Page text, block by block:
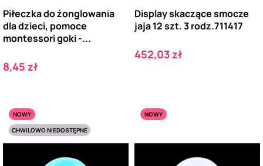
Piłeczka do żonglowania
dla dzieci, pomoce
montessori goki -...
Cena
8,45 zł
Display skaczące smocze
jaja 12 szt. 3 rodz.711417
Cena
452,03 zł
NOWY
CHWILOWO NIEDOSTĘPNE
NOWY